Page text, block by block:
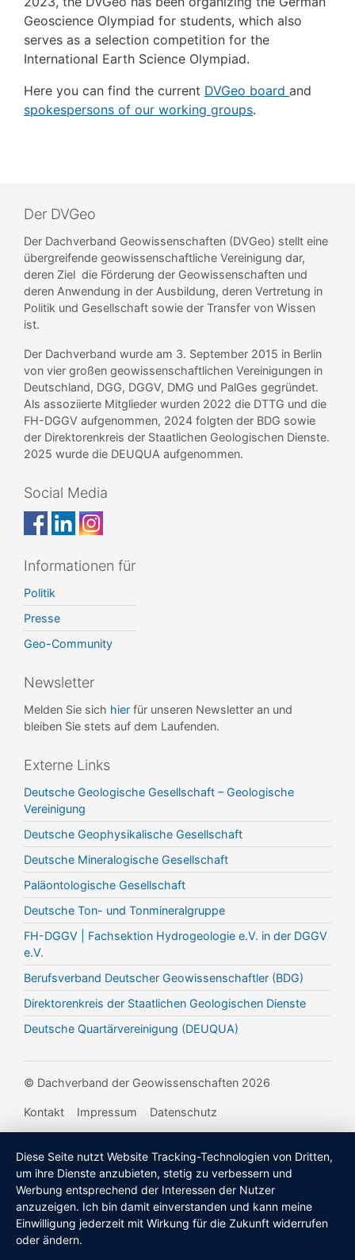
Geoscience Olympiad for students, which also
serves as a selection competition for the
International Earth Science Olympiad.
Here you can find the current DVGeo board and
spokespersons of our working groups.
Der DVGeo
Der Dachverband Geowissenschaften (DVGeo) stellt eine
übergreifende geowissenschaftliche Vereinigung dar,
deren Ziel die Förderung der Geowissenschaften und
deren Anwendung in der Ausbildung, deren Vertretung in
Politik und Gesellschaft sowie der Transfer von Wissen
ist.
Der Dachverband wurde am 3. September 2015 in Berlin
von vier großen geowissenschaftlichen Vereinigungen in
Deutschland, DGG, DGGV, DMG und PalGes gegründet.
Als assoziierte Mitglieder wurden 2022 die DTTG und die
FH-DGGV aufgenommen, 2024 folgten der BDG sowie
der Direktorenkreis der Staatlichen Geologischen Dienste.
2025 wurde die DEUQUA aufgenommen.
Social Media
Informationen für
Politik
Presse
Geo-Community
Newsletter
Melden Sie sich hier für unseren Newsletter an und
bleiben Sie stets auf dem Laufenden.
Externe Links
Deutsche Geologische Gesellschaft – Geologische
Vereinigung
Deutsche Geophysikalische Gesellschaft
Deutsche Mineralogische Gesellschaft
Paläontologische Gesellschaft
Deutsche Ton- und Tonmineralgruppe
FH-DGGV | Fachsektion Hydrogeologie e.V. in der DGGV
e.V.
Berufsverband Deutscher Geowissenschaftler (BDG)
Direktorenkreis der Staatlichen Geologischen Dienste
Deutsche Quartärvereinigung (DEUQUA)
© Dachverband der Geowissenschaften 2026
Kontakt Impressum Datenschutz
Diese Seite nutzt Website Tracking-Technologien von Dritten,
um ihre Dienste anzubieten, stetig zu verbessern und
Werbung entsprechend der Interessen der Nutzer
anzuzeigen. Ich bin damit einverstanden und kann meine
Einwilligung jederzeit mit Wirkung für die Zukunft widerrufen
oder ändern.